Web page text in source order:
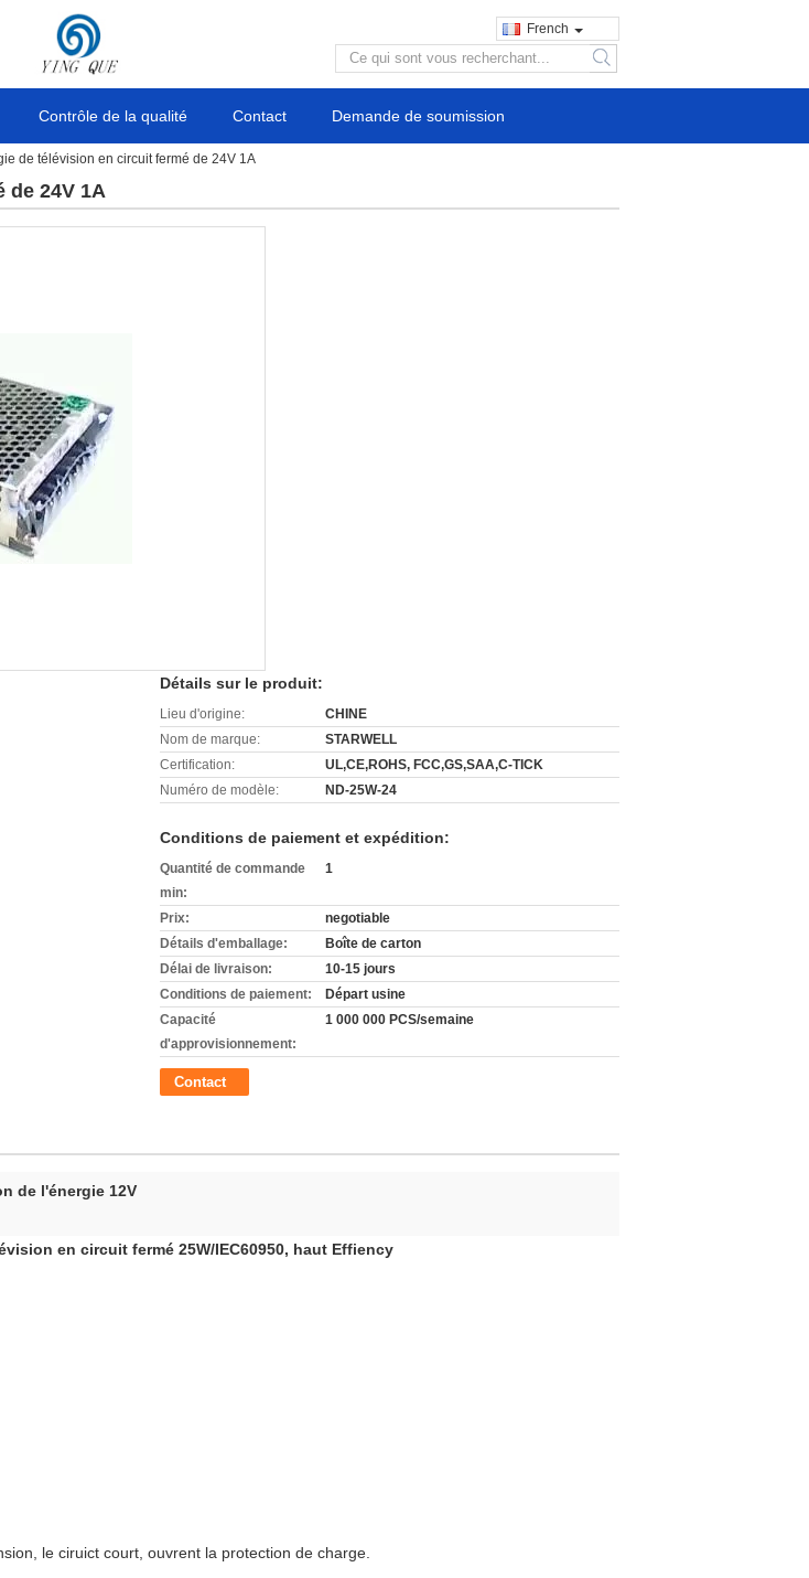
French
search
Contrôle de la qualité Contact Demande de soumission
de télévision en circuit fermé de 24V 1A
de 24V 1A
Détails sur le produit:
Lieu d'origine:
CHINE
Nom de marque:
STARWELL
Certification:
UL,CE,ROHS, FCC,GS,SAA,C-TICK
Numéro de modèle:
ND-25W-24
Conditions de paiement et expédition:
Quantité de commande
min:
1
Prix:
negotiable
Détails d'emballage:
Boîte de carton
Délai de livraison:
10-15 jours
Conditions de paiement:
Départ usine
Capacité
d'approvisionnement:
1 000 000 PCS/semaine
Contact
de l'énergie 12V
en circuit fermé 25W/IEC60950, haut Effiency
le ciruict court, ouvrent la protection de charge.